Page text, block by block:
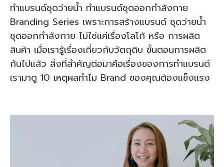
ทำแบรนด์ชุดว่ายน้ำ ทำแบรนด์ชุดออกกำลังกาย
Branding Series เพราะการสร้างแบรนด์ ชุดว่ายน้ำ
ชุดออกกำลังกาย ไม่ใช่แค่เรื่องโลโก้ หรือ การผลิต
สินค้า เมื่อเรารู้เรื่องเกี่ยวกับวัตถุดิบ ขั้นตอนการผลิต
กันไปแล้ว สิ่งที่สำคัญต่อมาคือเรื่องของการทำแบรนด์
เรามาดู 10 เหตุผลทำไม Brand ของคุณต้องแข็งแรง